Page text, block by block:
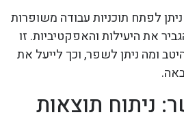
לפתח תוכניות עבודה משופרות
את היעילות והאפקטיביות. זו
ומה ניתן לשפר, וכך לייעל את
ניתוח תוצאות